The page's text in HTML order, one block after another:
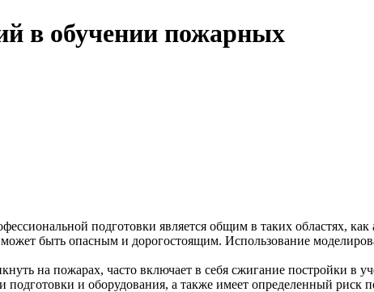
в обучении пожарных
подготовки является общим в таких областях,
быть опасным и дорогостоящим. Использование
на пожарах, часто включает в себя сжигание постройки в
и оборудования, а также имеет определенный риск